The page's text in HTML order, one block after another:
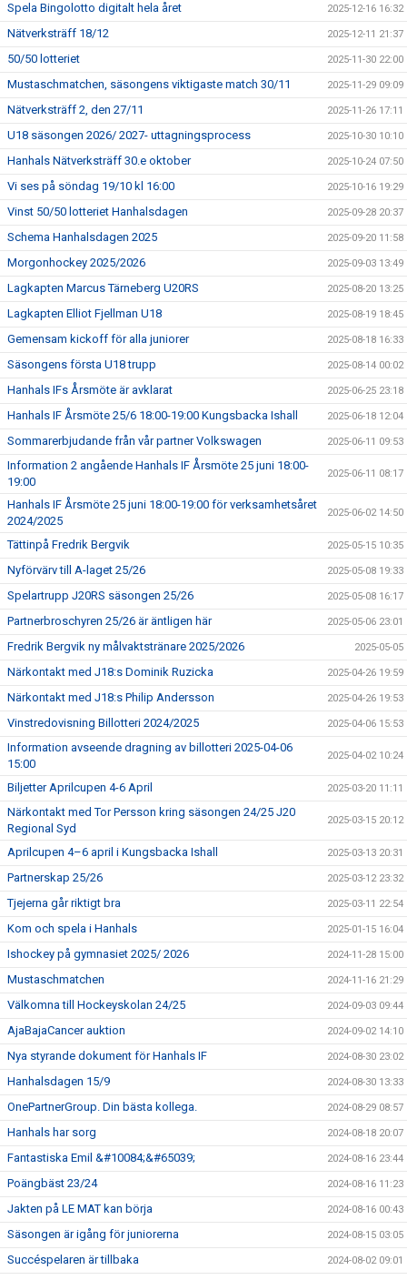
Spela Bingolotto digitalt hela året 2025-12-16 16:32
Nätverksträff 18/12 2025-12-11 21:37
50/50 lotteriet 2025-11-30 22:00
Mustaschmatchen, säsongens viktigaste match 30/11 2025-11-29 09:09
Nätverksträff 2, den 27/11 2025-11-26 17:11
U18 säsongen 2026/ 2027- uttagningsprocess 2025-10-30 10:10
Hanhals Nätverksträff 30.e oktober 2025-10-24 07:50
Vi ses på söndag 19/10 kl 16:00 2025-10-16 19:29
Vinst 50/50 lotteriet Hanhalsdagen 2025-09-28 20:37
Schema Hanhalsdagen 2025 2025-09-20 11:58
Morgonhockey 2025/2026 2025-09-03 13:49
Lagkapten Marcus Tärneberg U20RS 2025-08-20 13:25
Lagkapten Elliot Fjellman U18 2025-08-19 18:45
Gemensam kickoff för alla juniorer 2025-08-18 16:33
Säsongens första U18 trupp 2025-08-14 00:02
Hanhals IFs Årsmöte är avklarat 2025-06-25 23:18
Hanhals IF Årsmöte 25/6 18:00-19:00 Kungsbacka Ishall 2025-06-18 12:04
Sommarerbjudande från vår partner Volkswagen 2025-06-11 09:53
Information 2 angående Hanhals IF Årsmöte 25 juni 18:00-
19:00
2025-06-11 08:17
Hanhals IF Årsmöte 25 juni 18:00-19:00 för verksamhetsåret
2024/2025
2025-06-02 14:50
Tättinpå Fredrik Bergvik 2025-05-15 10:35
Nyförvärv till A-laget 25/26 2025-05-08 19:33
Spelartrupp J20RS säsongen 25/26 2025-05-08 16:17
Partnerbroschyren 25/26 är äntligen här 2025-05-06 23:01
Fredrik Bergvik ny målvaktstränare 2025/2026 2025-05-05
Närkontakt med J18:s Dominik Ruzicka 2025-04-26 19:59
Närkontakt med J18:s Philip Andersson 2025-04-26 19:53
Vinstredovisning Billotteri 2024/2025 2025-04-06 15:53
Information avseende dragning av billotteri 2025-04-06
15:00
2025-04-02 10:24
Biljetter Aprilcupen 4-6 April 2025-03-20 11:11
Närkontakt med Tor Persson kring säsongen 24/25 J20
Regional Syd
2025-03-15 20:12
Aprilcupen 4–6 april i Kungsbacka Ishall 2025-03-13 20:31
Partnerskap 25/26 2025-03-12 23:32
Tjejerna går riktigt bra 2025-03-11 22:54
Kom och spela i Hanhals 2025-01-15 16:04
Ishockey på gymnasiet 2025/ 2026 2024-11-28 15:00
Mustaschmatchen 2024-11-16 21:29
Välkomna till Hockeyskolan 24/25 2024-09-03 09:44
AjaBajaCancer auktion 2024-09-02 14:10
Nya styrande dokument för Hanhals IF 2024-08-30 23:02
Hanhalsdagen 15/9 2024-08-30 13:33
OnePartnerGroup. Din bästa kollega. 2024-08-29 08:57
Hanhals har sorg 2024-08-18 20:07
Fantastiska Emil &#10084;&#65039; 2024-08-16 23:44
Poängbäst 23/24 2024-08-16 11:23
Jakten på LE MAT kan börja 2024-08-16 00:43
Säsongen är igång för juniorerna 2024-08-15 03:05
Succéspelaren är tillbaka 2024-08-02 09:01